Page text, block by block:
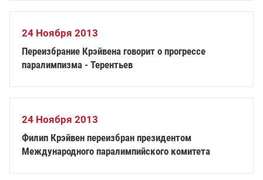
24 Ноября 2013
Переизбрание Крэйвена говорит о прогрессе
паралимпизма - Терентьев
24 Ноября 2013
Филип Крэйвен переизбран президентом
Международного паралимпийского комитета